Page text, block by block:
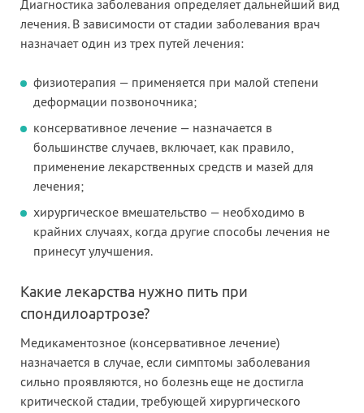
Диагностика заболевания определяет дальнейший вид
лечения. В зависимости от стадии заболевания врач
назначает один из трех путей лечения:
физиотерапия — применяется при малой степени
деформации позвоночника;
консервативное лечение — назначается в
большинстве случаев, включает, как правило,
применение лекарственных средств и мазей для
лечения;
хирургическое вмешательство — необходимо в
крайних случаях, когда другие способы лечения не
принесут улучшения.
Какие лекарства нужно пить при
спондилоартрозе?
Медикаментозное (консервативное лечение)
назначается в случае, если симптомы заболевания
сильно проявляются, но болезнь еще не достигла
критической стадии, требующей хирургического